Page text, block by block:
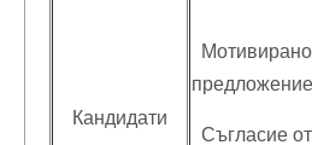
Кандидати
Мотивирано
Съгласие от